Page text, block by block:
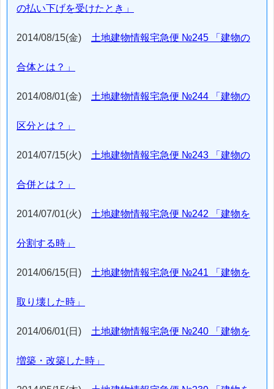
の払い下げを受けたとき」
2014/08/15(金) 土地建物情報宅急便 №245 「建物の
合体とは？」
2014/08/01(金) 土地建物情報宅急便 №244 「建物の
区分とは？」
2014/07/15(火) 土地建物情報宅急便 №243 「建物の
合併とは？」
2014/07/01(火) 土地建物情報宅急便 №242 「建物を
分割する時」
2014/06/15(日) 土地建物情報宅急便 №241 「建物を
取り壊した時」
2014/06/01(日) 土地建物情報宅急便 №240 「建物を
増築・改築した時」